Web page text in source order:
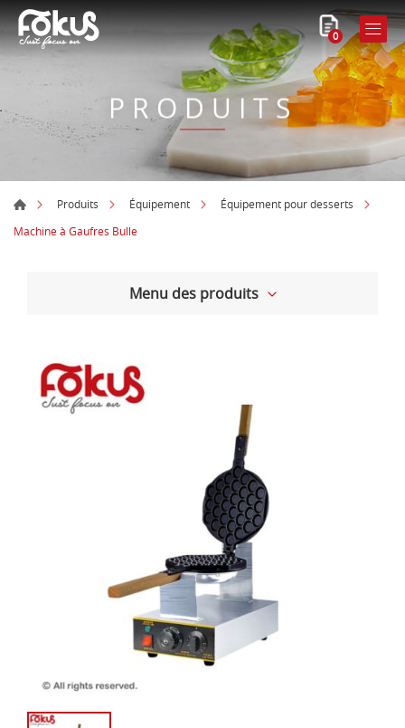
0
PRODUITS
Produits Équipement
Équipement pour desserts
Machine à Gaufres Bulle
Menu des produits